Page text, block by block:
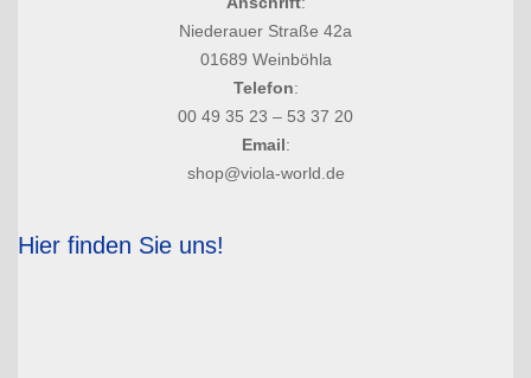
Niederauer Straße 42a
01689 Weinböhla
Telefon:
00 49 35 23 – 53 37 20
Email:
shop@viola-world.de
Hier finden Sie uns!